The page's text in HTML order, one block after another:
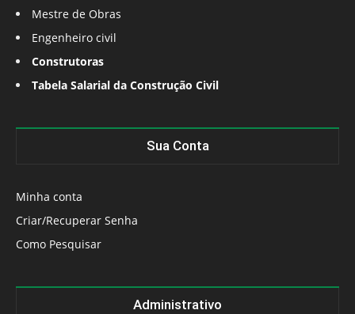
Mestre de Obras
Engenheiro civil
Construtoras
Tabela Salarial da Construção Civil
Sua Conta
Minha conta
Criar/Recuperar Senha
Como Pesquisar
Administrativo